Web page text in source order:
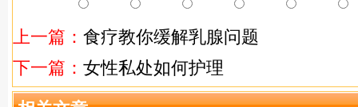
上一篇： 食疗教你缓解乳腺问题
下一篇： 女性私处如何护理